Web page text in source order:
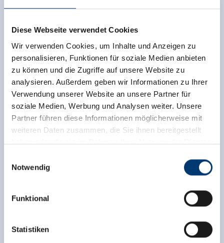
Diese Webseite verwendet Cookies
Wir verwenden Cookies, um Inhalte und Anzeigen zu
personalisieren, Funktionen für soziale Medien anbieten
zu können und die Zugriffe auf unsere Website zu
analysieren. Außerdem geben wir Informationen zu Ihrer
Verwendung unserer Website an unsere Partner für
soziale Medien, Werbung und Analysen weiter. Unsere
Partner führen diese Informationen möglicherweise mit
weiteren Daten zusammen, die Sie ihnen bereitgestellt
haben oder die sie im Rahmen Ihrer Nutzung der Dienste
Rohr 23// A-6280 Zell am Ziller
www.zillertalarena.com
Notwendig
Funktional
Statistiken